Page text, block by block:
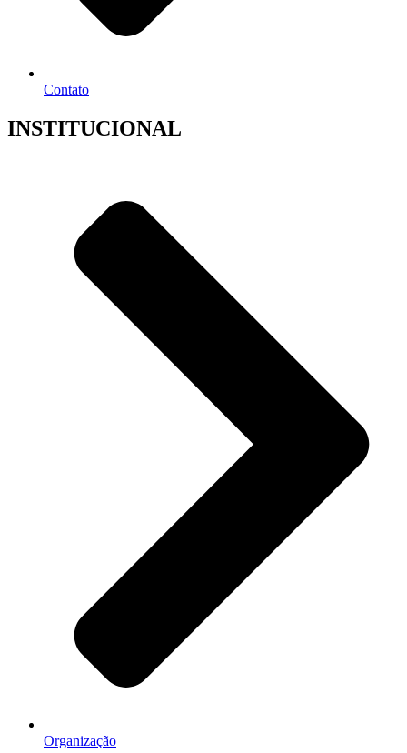
Contato
INSTITUCIONAL
Organização